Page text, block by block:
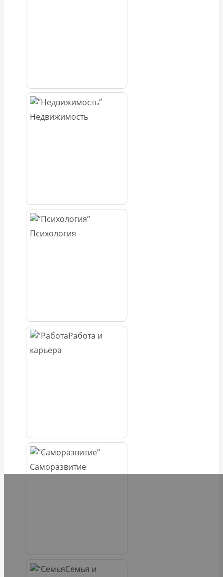
Недвижимость
Психология
Работа и
карьера
Саморазвитие
Семья и